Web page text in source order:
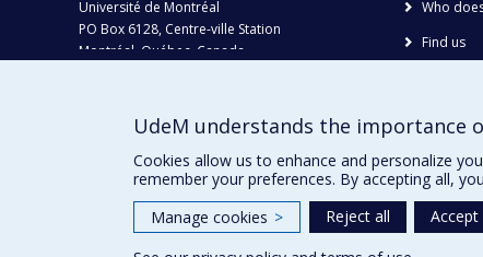
Université de Montréal
PO Box 6128, Centre-ville Station
Montréal, Québec, Canada
Phone : 514 343-6111, #38492
recherche@umontreal.ca
Who
Find us
UdeM understands the importance
Cookies allow us to enhance and personalize
remember your preferences. By accepting all,
Manage cookies > Reject all
Accept